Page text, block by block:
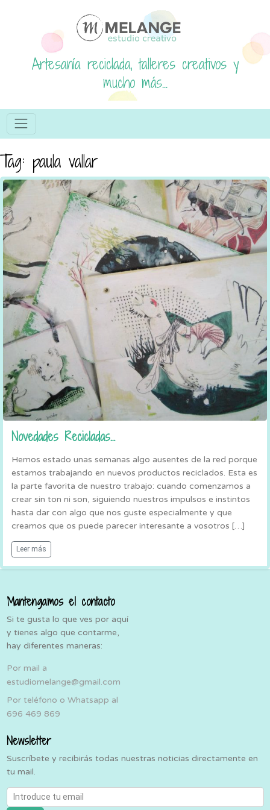
Artesanía reciclada, talleres creativos y
mucho más...
Tag: paula vallar
Novedades Recicladas…
Hemos estado unas semanas algo ausentes de la red porque
estamos trabajando en nuevos productos reciclados. Esta es
la parte favorita de nuestro trabajo: cuando comenzamos a
crear sin ton ni son, siguiendo nuestros impulsos e instintos
hasta dar con algo que nos guste especialmente y que
creamos que os puede parecer interesante a vosotros […]
Leer más
Mantengamos el contacto
Si te gusta lo que ves por aquí
y tienes algo que contarme,
hay diferentes maneras:
Por mail a
estudiomelange@gmail.com
Por teléfono o Whatsapp al
696 469 869
Newsletter
Suscríbete y recibirás todas nuestras noticias directamente en
tu mail.
Introduce tu email